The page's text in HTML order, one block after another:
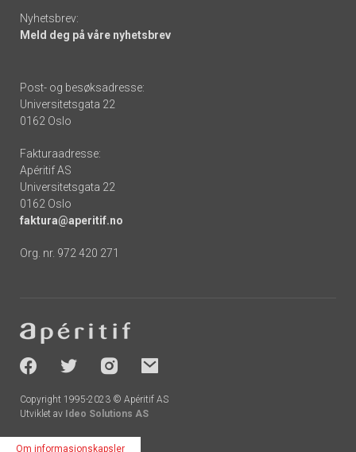
Nyhetsbrev:
Meld deg på våre nyhetsbrev
Post- og besøksadresse:
Universitetsgata 22
0162 Oslo
Fakturaadresse:
Apéritif AS
Universitetsgata 22
0162 Oslo
faktura@aperitif.no
Org. nr. 972 420 271
-
socials
Copyright 1995-2023 © Apéritif AS
Utviklet av Ideo Solutions AS
Om informasjonskapsler